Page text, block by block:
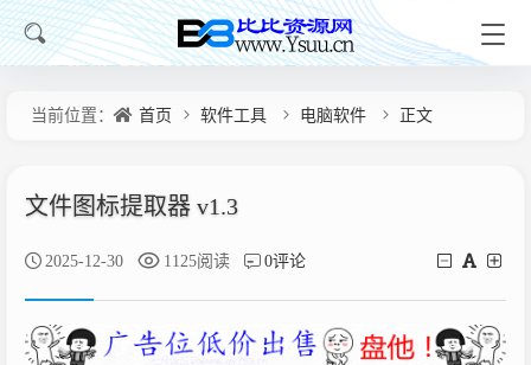
当前位置： 首页 软件工具 电脑软件 正文
文件图标提取器 v1.3
2025-12-30 1125阅读 0评论